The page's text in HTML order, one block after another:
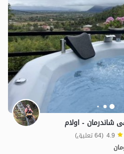
- اولام
4.9 (64 تعليق)